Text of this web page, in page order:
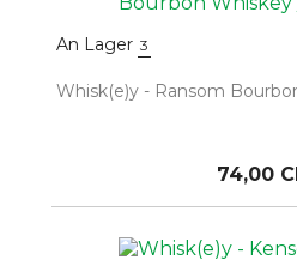
An Lager 3
Whisk(e)y - Ransom
74,00